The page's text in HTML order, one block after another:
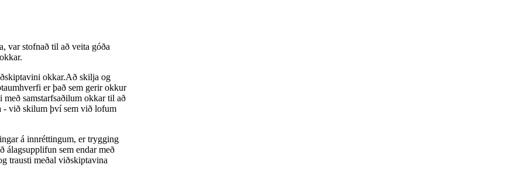
var stofnað til að veita góða
okkar.Að skilja og
er það sem gerir okkur
samstarfsaðilum okkar til að
- við skilum því sem við lofum
á innréttingum, er trygging
sem endar með
trausti meðal viðskiptavina